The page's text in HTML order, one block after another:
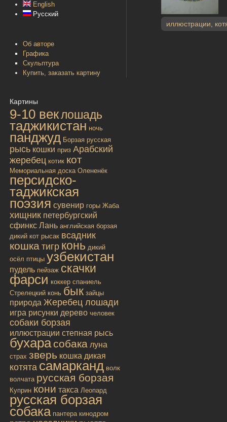
English
Русский
Об авторе
Графика
Скульптура
Купить, заказать картину
Картины
9-10 веклошадь
таджикистан ночь
панджуд Борзая русская
рысь кошки приз Арабский
жеребец котик кот
Мемориальная доска Олененёк
персидско-
таджикская
поэзия сувенир горы Жаба
хищник петербургский
сфинкс Лань английская борзая
дикий кот рысак всадник
кошка тигр конь дикий
осёл птицы узбекистан
пудель пейзаж скачки
фарси коккер спаниель
Стрелецкий конь бык зайцы
природа Жеребец лошади
игра рисунки дерево человек
собаки борзая
иллюстрации степная рысь
бухара собака луна
страх зверь кошка дикая
котята самарканд волк
волчата русская борзая
Куприн кони такса Леопард
русская борзая
собака пантера кинодром
иллюстрации